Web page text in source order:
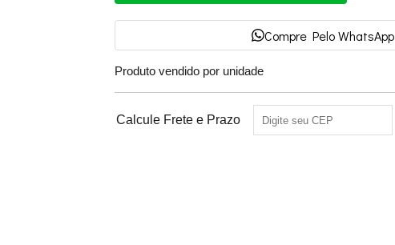
Compre Pelo WhatsApp
Produto vendido por unidade
Calcule Frete e Prazo